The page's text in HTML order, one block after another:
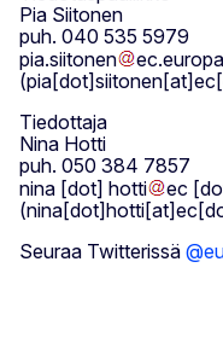
Pia Siitonen
puh. 040 535 5979
pia.siitonen ec.europa
Tiedottaja
Nina Hotti
puh. 050 384 7857
nina [dot] hotti ec
Seuraa Twitterissä